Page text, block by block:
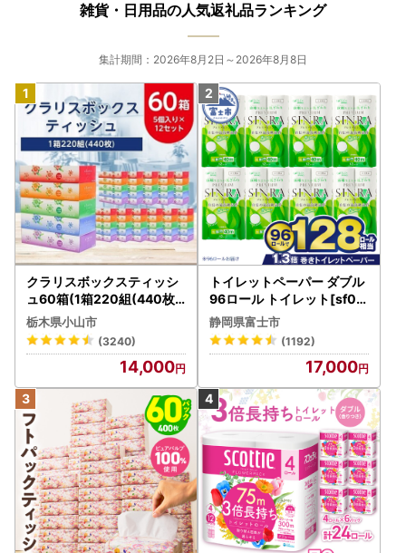
雑貨・日用品の人気返礼品ランキング
集計期間：2026年8月2日～2026年8月8日
クラリスボックスティッシ
ュ60箱(1箱220組(440枚))
(5個入り×12セット)【配送
不可地域：離島・沖縄県】
【1256759】
栃木県小山市
(3240)
14,000
トイレットペーパー ダブル
96ロール トイレット[sf00
1-012]
静岡県富士市
(1192)
17,000